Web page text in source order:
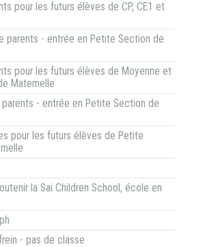
pour les futurs élèves de CP, CE1 et
parents - entrée en Petite Section de
pour les futurs élèves de Moyenne et
Maternelle
parents - entrée en Petite Section de
pour les futurs élèves de Petite
la Sai Children School, école en
- pas de classe